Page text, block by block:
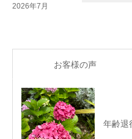
2026年7月
お客様の声
年齢退